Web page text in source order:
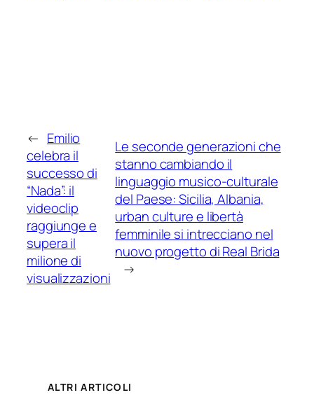
← Emilio
celebra il
successo di
“Nada”: il
videoclip
raggiunge e
supera il
milione di
visualizzazioni
Le seconde generazioni che
stanno cambiando il
linguaggio musico-culturale
del Paese: Sicilia, Albania,
urban culture e libertà
femminile si intrecciano nel
nuovo progetto di Real Brida
→
ALTRI ARTICOLI